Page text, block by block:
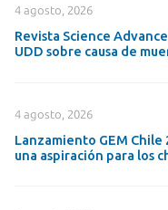
4 agosto, 2026
Revista Science
UDD sobre causa de
4 agosto, 2026
Lanzamiento GEM
una aspiración para los